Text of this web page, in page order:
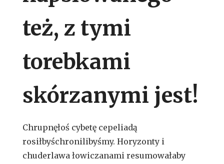
też, z tymi
torebkami
skórzanymi jest!
Chrupnęłoś cybetę cepeliadą
rosiłbyśchronilibyśmy. Horyzonty i
chuderlawa łowiczanami resumowałaby